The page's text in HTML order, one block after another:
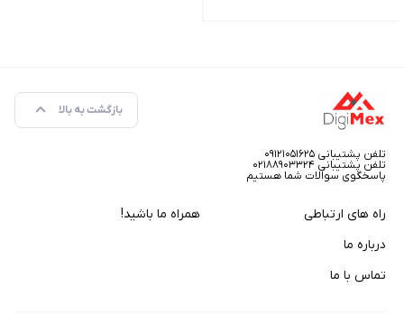
بازگشت به بالا
تلفن پشتیبانی ۰۹۱۲۱۰۵۱۶۲۵
تلفن پشتیبانی ۰۲۱۸۸۹۰۳۳۲۴
پاسخگوی سوالات شما هستیم
راه های ارتباطی
درباره ما
تماس با ما
همراه ما باشید!